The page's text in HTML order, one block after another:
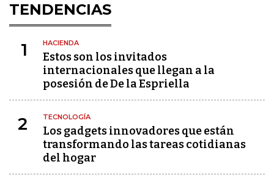
TENDENCIAS
1 HACIENDA
Estos son los invitados
internacionales que llegan a la
posesión de De la Espriella
2 TECNOLOGÍA
Los gadgets innovadores que están
transformando las tareas cotidianas
del hogar